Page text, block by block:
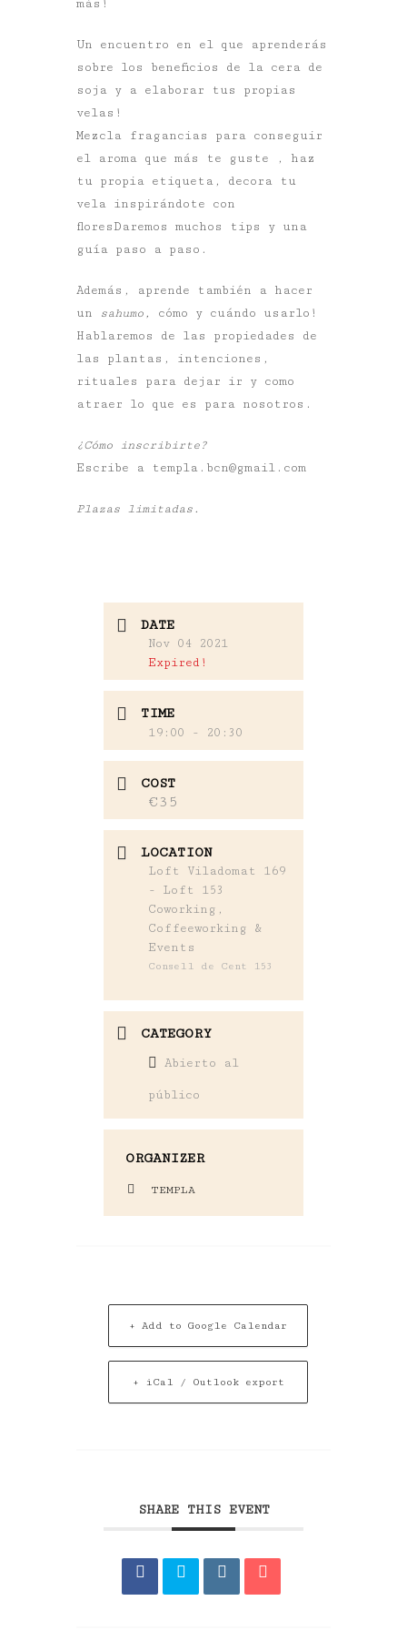
más!
Un encuentro en el que aprenderás
sobre los beneficios de la cera de
soja y a elaborar tus propias
velas!
Mezcla fragancias para conseguir
el aroma que más te guste , haz
tu propia etiqueta, decora tu
vela inspirándote con
floresDaremos muchos tips y una
guía paso a paso.
Además, aprende también a hacer
un sahumo,
cómo y cuándo usarlo!
Hablaremos de las propiedades de
las plantas, intenciones,
rituales para dejar ir y como
atraer lo que es para nosotros.
¿Cómo inscribirte?
Escribe a templa.bcn@gmail.com
Plazas limitadas.
DATE
Nov 04 2021
Expired!
TIME
19:00 - 20:30
COST
€35
LOCATION
Loft Viladomat 169
- Loft 153
Coworking,
Coffeeworking &
Events
Consell de Cent 153
CATEGORY
Abierto al
público
ORGANIZER
TEMPLA
+ Add to Google Calendar
+ iCal / Outlook export
SHARE THIS EVENT